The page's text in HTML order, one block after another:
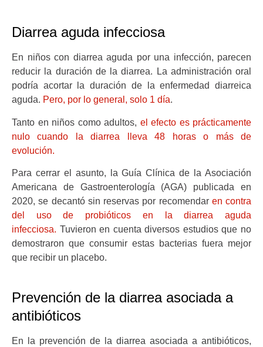
Diarrea aguda infecciosa
En niños con diarrea aguda por una infección, parecen
reducir la duración de la diarrea. La administración oral
podría acortar la duración de la enfermedad diarreica
aguda. Pero, por lo general, solo 1 día.
Tanto en niños como adultos, el efecto es prácticamente
nulo cuando la diarrea lleva 48 horas o más de
evolución.
Para cerrar el asunto, la Guía Clínica de la Asociación
Americana de Gastroenterología (AGA) publicada en
2020, se decantó sin reservas por recomendar en contra
del uso de probióticos en la diarrea aguda
infecciosa. Tuvieron en cuenta diversos estudios que no
demostraron que consumir estas bacterias fuera mejor
que recibir un placebo.
Prevención de la diarrea asociada a
antibióticos
En la prevención de la diarrea asociada a antibióticos,